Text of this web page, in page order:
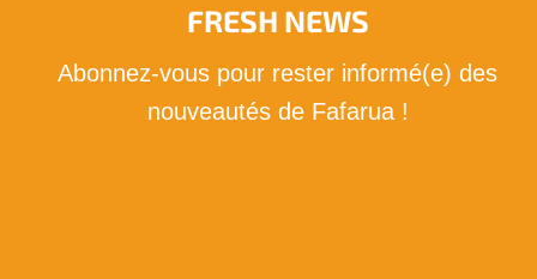
FRESH NEWS
Abonnez-vous pour rester informé(e) des
nouveautés de Fafarua !